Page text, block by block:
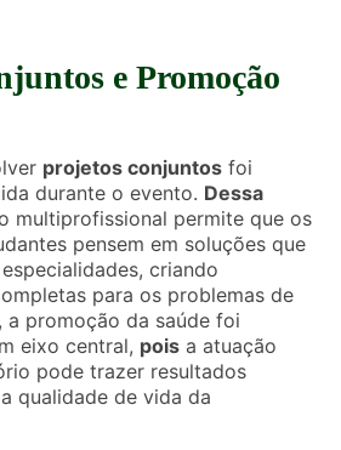
e Promoção
projetos conjuntos foi
durante o evento. Dessa
multiprofissional permite que os
pensem em soluções que
criando
para os problemas de
, a promoção da saúde foi
eixo central, pois a atuação
pode trazer resultados
qualidade de vida da